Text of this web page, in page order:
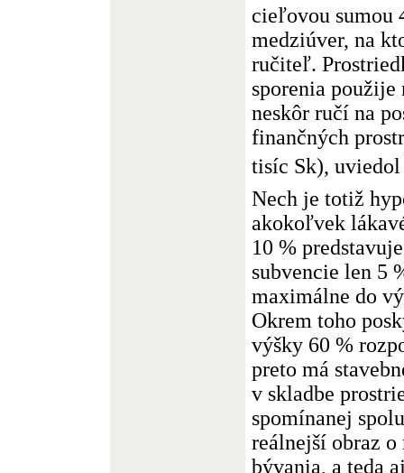
cieľovou sumou
medziúver, na
ručiteľ.
sporenia použije
neskôr ručí na
finančných
tisíc Sk),
Nech je totiž
akokoľvek
10 %
subvencie len 5
maximálne do
Okrem toho
výšky 60 %
preto má
v skladbe
spomínanej
reálnejší obraz o
bývania, a teda